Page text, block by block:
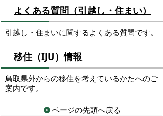
よくある質問（引越し・住まい）
引越し・住まいに関するよくある質問です。
移住（IJU）情報
鳥取県外からの移住を考えているかたへのご
案内です。
ページの先頭へ戻る